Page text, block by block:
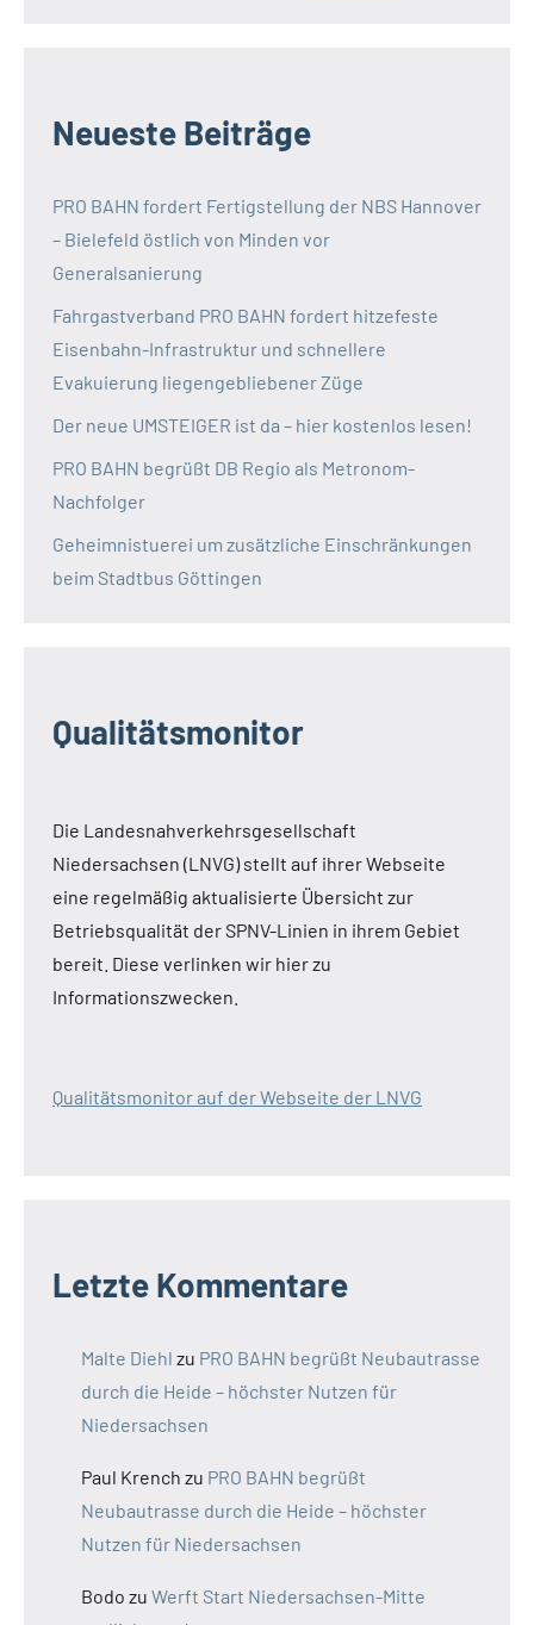
Neueste Beiträge
PRO BAHN fordert Fertigstellung der NBS Hannover
– Bielefeld östlich von Minden vor
Generalsanierung
Fahrgastverband PRO BAHN fordert hitzefeste
Eisenbahn-Infrastruktur und schnellere
Evakuierung liegengebliebener Züge
Der neue UMSTEIGER ist da – hier kostenlos lesen!
PRO BAHN begrüßt DB Regio als Metronom-
Nachfolger
Geheimnistuerei um zusätzliche Einschränkungen
beim Stadtbus Göttingen
Qualitätsmonitor
Die Landesnahverkehrsgesellschaft
Niedersachsen (LNVG) stellt auf ihrer Webseite
eine regelmäßig aktualisierte Übersicht zur
Betriebsqualität der SPNV-Linien in ihrem Gebiet
bereit. Diese verlinken wir hier zu
Informationszwecken.
Qualitätsmonitor auf der Webseite der LNVG
Letzte Kommentare
Malte Diehl zu PRO BAHN begrüßt Neubautrasse
durch die Heide – höchster Nutzen für
Niedersachsen
Paul Krench zu PRO BAHN begrüßt
Neubautrasse durch die Heide – höchster
Nutzen für Niedersachsen
Bodo zu Werft Start Niedersachsen-Mitte